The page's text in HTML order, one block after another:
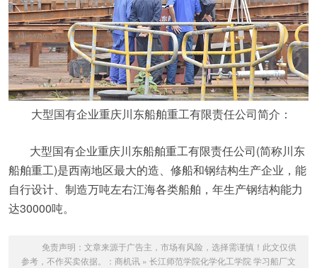
大型国有企业重庆川东船舶重工有限责任公司简介：
大型国有企业重庆川东船舶重工有限责任公司(简称川东
船舶重工)是西南地区最大的造、修船和钢结构生产企业，能
自行设计、制造万吨左右江海各类船舶，年生产钢结构能力
达30000吨。
免责声明：文章来源于广告主，市场有风险，选择需谨慎！此文仅供
参考，不作买卖依据。： 商机讯 » 长江师范学院化学化工学院 学习船厂文